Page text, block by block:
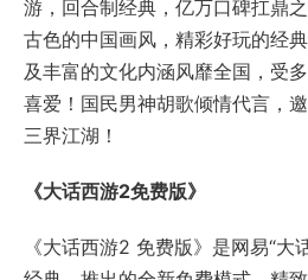
有趣的游戏玩法、富有中国味道
社区氛围，构筑了人、魔、仙、
《大话西游》手游
的超经典情义回合制MMORPG手
指之间，再续江湖豪情！刺激畅